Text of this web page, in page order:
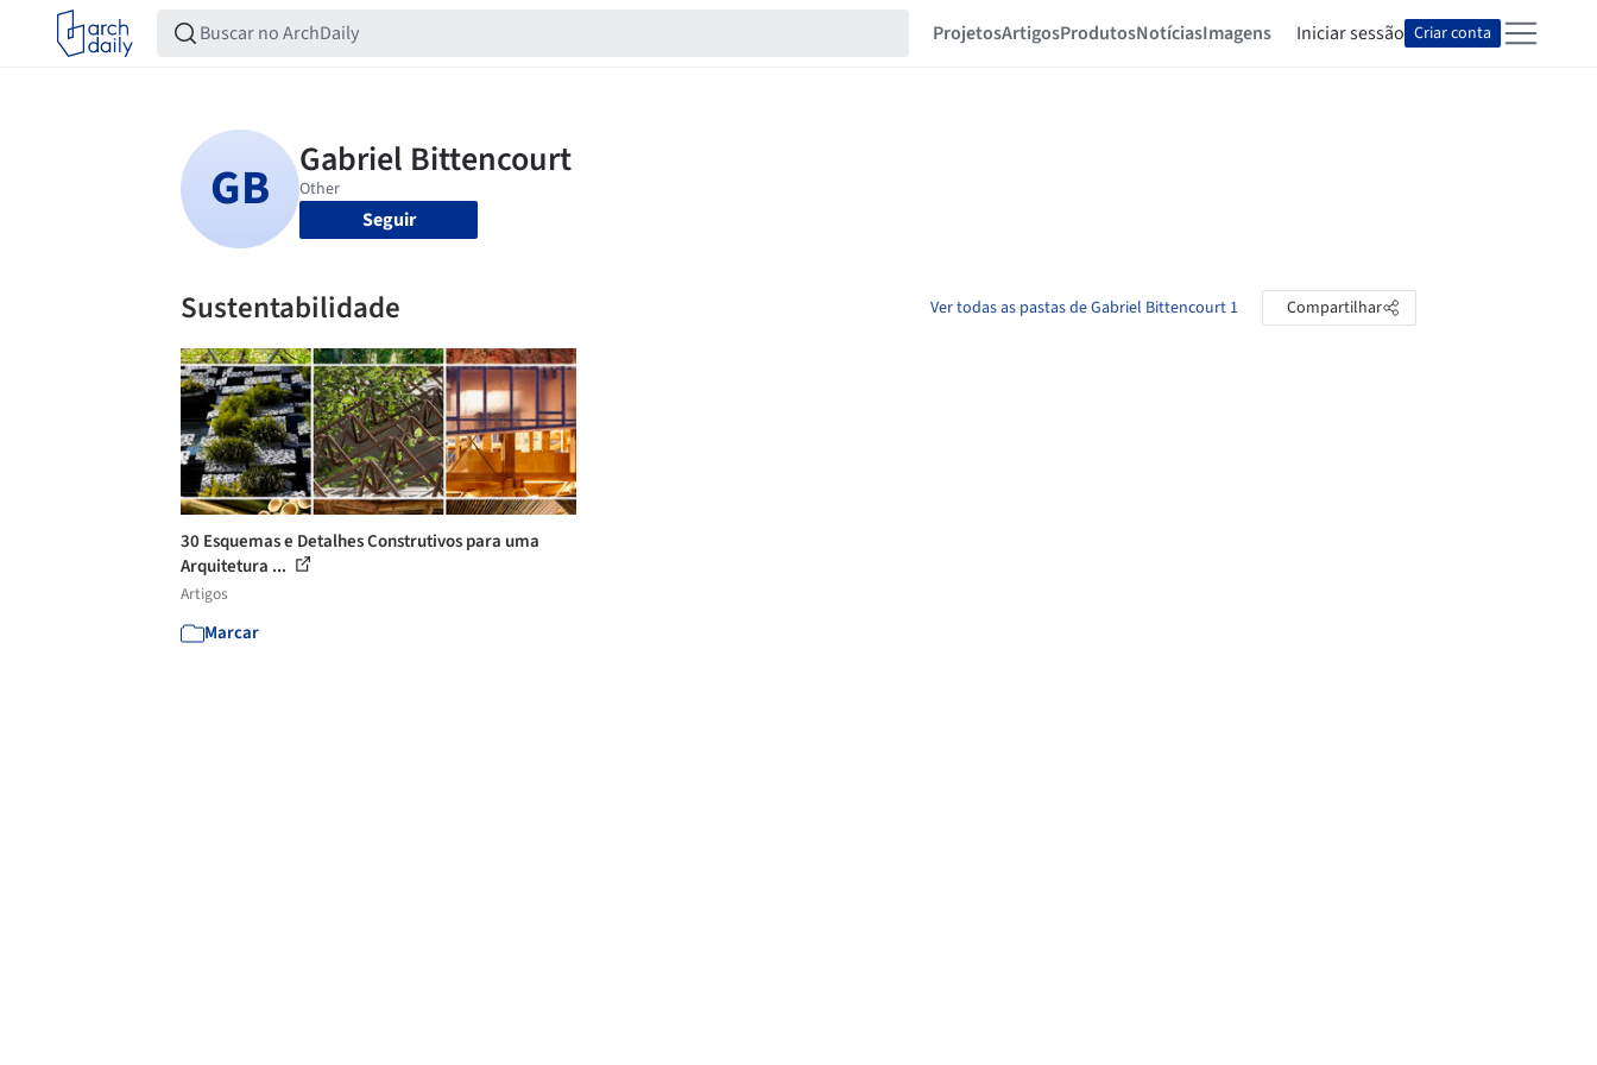
ProjetosArtigosProdutosNotíciasImagens Iniciar sessão Criar conta
Seguir
Sustentabilidade Ver todas as pastas de Gabriel Bittencourt 1 Compartilhar
30 Esquemas e Detalhes Construtivos para uma
Arquitetura ...
Artigos
Marcar